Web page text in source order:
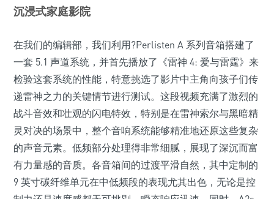
沉浸式家庭影院
在我们的编辑部，我们利用?Perlisten A 系列音箱搭建了
一套 5.1 声道系统，并首先播放了《雷神 4: 爱与雷霆》来
检验这套系统的性能，特意挑选了影片中主角向孩子们传
递雷神之力的关键情节进行测试。这段视频充满了激烈的
战斗音效和壮观的闪电特效，特别是在雷神索尔与黑暗精
灵对决的场景中，整个音响系统能够精准地还原这些复杂
的声音元素。低频部分处理得非常细腻，展现了深沉而富
有力量感的音质。各音箱间的过渡平滑自然，其中定制的
9 英寸碳纤维单元在中低频段的表现尤其出色，无论是控